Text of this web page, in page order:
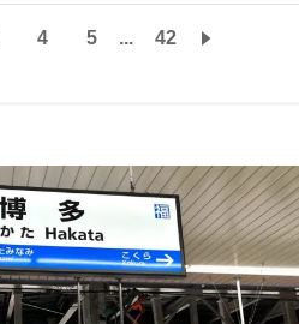
4 5 ... 42